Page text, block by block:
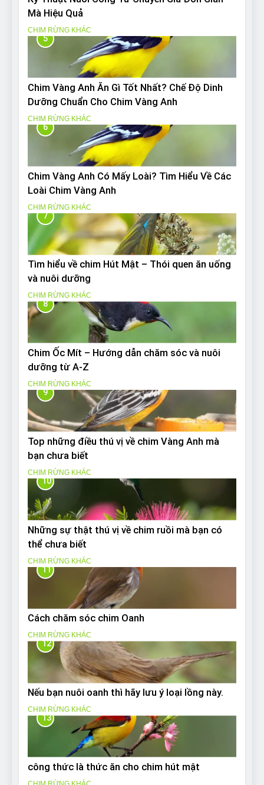
Mà Hiệu Quả
CHIM RỪNG KHÁC
5
Chim Vàng Anh Ăn Gì Tốt Nhất? Chế Độ Dinh
Dưỡng Chuẩn Cho Chim Vàng Anh
CHIM RỪNG KHÁC
6
Chim Vàng Anh Có Mấy Loài? Tìm Hiểu Về Các
Loài Chim Vàng Anh
CHIM RỪNG KHÁC
7
Tìm hiểu về chim Hút Mật – Thói quen ăn uống
và nuôi dưỡng
CHIM RỪNG KHÁC
8
Chim Ốc Mít – Hướng dẫn chăm sóc và nuôi
dưỡng từ A-Z
CHIM RỪNG KHÁC
9
Top những điều thú vị về chim Vàng Anh mà
bạn chưa biết
CHIM RỪNG KHÁC
10
Những sự thật thú vị về chim ruồi mà bạn có
thể chưa biết
CHIM RỪNG KHÁC
11
Cách chăm sóc chim Oanh
CHIM RỪNG KHÁC
12
Nếu bạn nuôi oanh thì hãy lưu ý loại lồng này.
CHIM RỪNG KHÁC
13
công thức là thức ăn cho chim hút mật